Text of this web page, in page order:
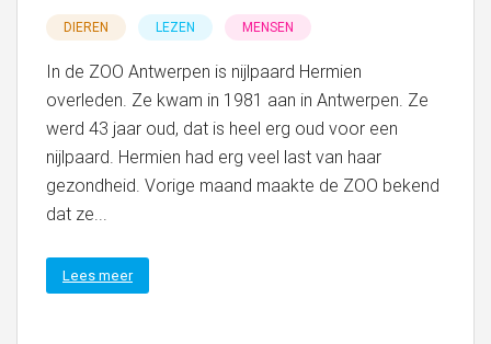
DIEREN LEZEN MENSEN
In de ZOO Antwerpen is nijlpaard Hermien
overleden. Ze kwam in 1981 aan in Antwerpen. Ze
werd 43 jaar oud, dat is heel erg oud voor een
nijlpaard. Hermien had erg veel last van haar
gezondheid. Vorige maand maakte de ZOO bekend
dat ze...
Lees meer